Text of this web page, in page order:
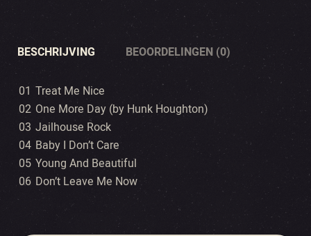
BESCHRIJVING BEOORDELINGEN (0)
01 Treat Me Nice
02 One More Day (by Hunk Houghton)
03 Jailhouse Rock
04 Baby I Don’t Care
05 Young And Beautiful
06 Don’t Leave Me Now